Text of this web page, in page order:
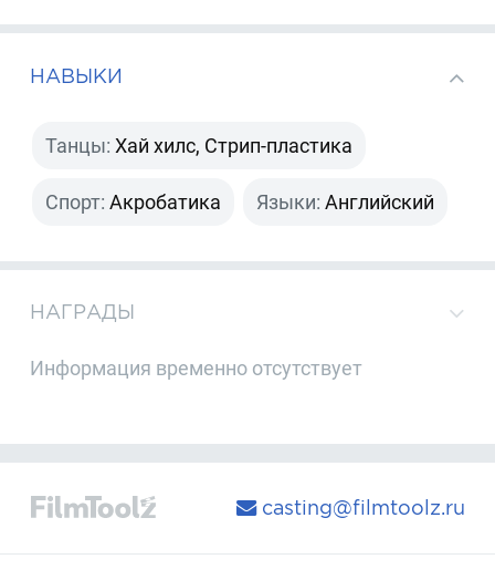
НАВЫКИ
Танцы: Хай хилс, Стрип-пластика
Спорт: Акробатика Языки: Английский
НАГРАДЫ
Информация временно отсутствует
casting@filmtoolz.ru